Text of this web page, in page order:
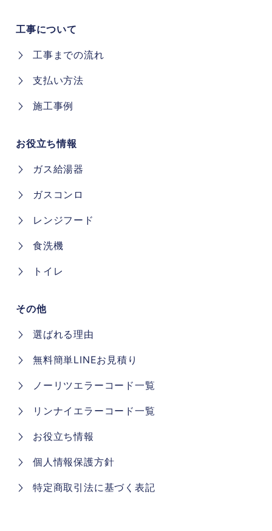
お役立ち情報
トイレ
食洗機
レンジフード
ガスコンロ
ガス給湯器
工事までの流れ
施工事例
支払い方法
工事について
個人情報保護方針
お役立ち情報
リンナイエラーコード一覧
ノーリツエラーコード一覧
無料簡単LINEお見積り
選ばれる理由
その他
特定商取引法に基づく表記